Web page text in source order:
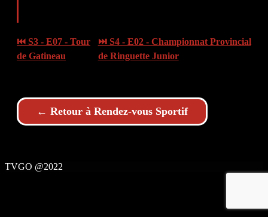
⏮ S3 - E07 - Tour
de Gatineau
⏭ S4 - E02 - Championnat Provincial
de Ringuette Junior
← Retour à Rendez-vous Sportif
TVGO @2022